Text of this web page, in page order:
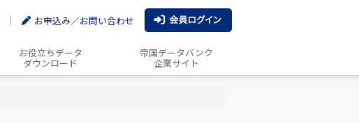
お申込み／お問い合わせ
お役立ちデータ
ダウンロード
帝国データバンク
企業サイト